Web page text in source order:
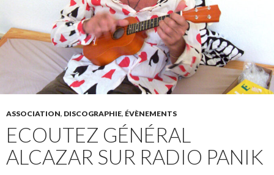
ASSOCIATION, DISCOGRAPHIE, ÉVÈNEMENTS
ECOUTEZ GÉNÉRAL
ALCAZAR SUR RADIO PANIK